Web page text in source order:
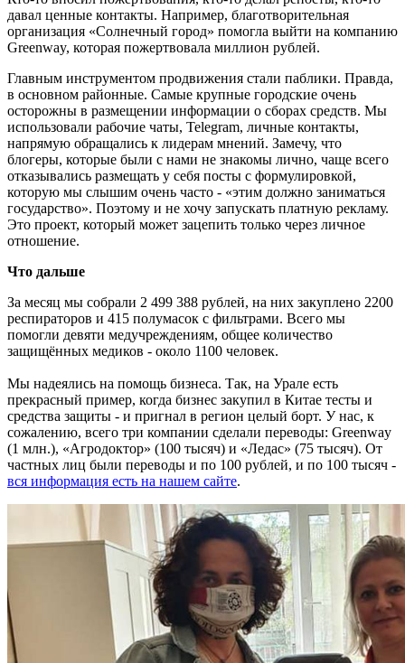
давал ценные контакты. Например, благотворительная
организация «Солнечный город» помогла выйти на компанию
Greenway, которая пожертвовала миллион рублей.
Главным инструментом продвижения стали паблики. Правда,
в основном районные. Самые крупные городские очень
осторожны в размещении информации о сборах средств. Мы
использовали рабочие чаты, Telegram, личные контакты,
напрямую обращались к лидерам мнений. Замечу, что
блогеры, которые были с нами не знакомы лично, чаще всего
отказывались размещать у себя посты с формулировкой,
которую мы слышим очень часто - «этим должно заниматься
государство». Поэтому и не хочу запускать платную рекламу.
Это проект, который может зацепить только через личное
отношение.
Что дальше
За месяц мы собрали 2 499 388 рублей, на них закуплено 2200
респираторов и 415 полумасок с фильтрами. Всего мы
помогли девяти медучреждениям, общее количество
защищённых медиков - около 1100 человек.
Мы надеялись на помощь бизнеса. Так, на Урале есть
прекрасный пример, когда бизнес закупил в Китае тесты и
средства защиты - и пригнал в регион целый борт. У нас, к
сожалению, всего три компании сделали переводы: Greenway
(1 млн.), «Агродоктор» (100 тысяч) и «Ледас» (75 тысяч). От
частных лиц были переводы и по 100 рублей, и по 100 тысяч -
вся информация есть на нашем сайте.